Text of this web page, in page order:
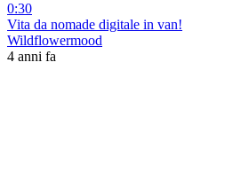
0:30
Vita da nomade digitale in van!
Wildflowermood
4 anni fa